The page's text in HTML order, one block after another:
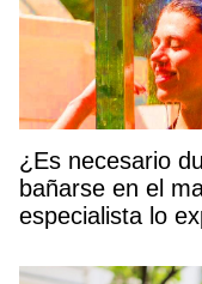
¿Es necesario
bañarse en el
especialista lo